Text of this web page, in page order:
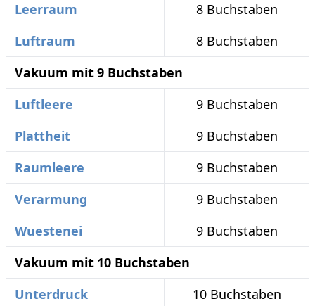
Leerraum
8 Buchstaben
Luftraum
8 Buchstaben
Vakuum mit 9 Buchstaben
Luftleere
9 Buchstaben
Plattheit
9 Buchstaben
Raumleere
9 Buchstaben
Verarmung
9 Buchstaben
Wuestenei
9 Buchstaben
Vakuum mit 10 Buchstaben
Unterdruck
10 Buchstaben